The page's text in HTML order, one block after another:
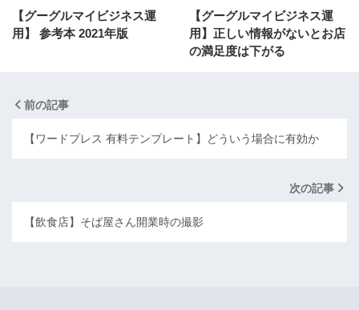
【グーグルマイビジネス運
用】 参考本 2021年版
【グーグルマイビジネス運
用】正しい情報がないとお店
の満足度は下がる
前の記事
【ワードプレス 有料テンプレート】どういう場合に有効か
次の記事
【飲食店】そば屋さん開業時の撮影